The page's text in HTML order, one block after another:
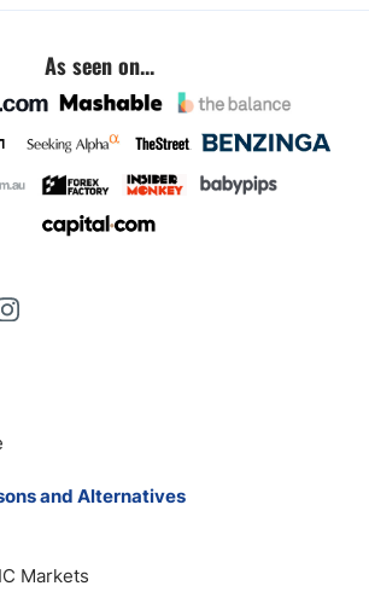
As seen on...
and Alternatives
Markets